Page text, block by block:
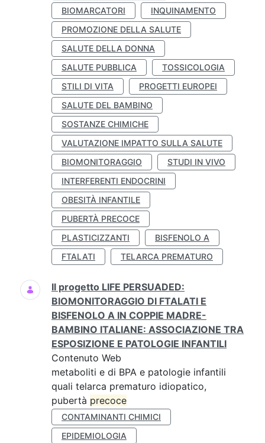
BIOMARCATORI
INQUINAMENTO
PROMOZIONE DELLA SALUTE
SALUTE DELLA DONNA
SALUTE PUBBLICA
TOSSICOLOGIA
STILI DI VITA
PROGETTI EUROPEI
SALUTE DEL BAMBINO
SOSTANZE CHIMICHE
VALUTAZIONE IMPATTO SULLA SALUTE
BIOMONITORAGGIO
STUDI IN VIVO
INTERFERENTI ENDOCRINI
OBESITÀ INFANTILE
PUBERTÀ PRECOCE
PLASTICIZZANTI
BISFENOLO A
FTALATI
TELARCA PREMATURO
Il progetto LIFE PERSUADED:
BIOMONITORAGGIO DI FTALATI E
BISFENOLO A IN COPPIE MADRE-
BAMBINO ITALIANE: ASSOCIAZIONE TRA
ESPOSIZIONE E PATOLOGIE INFANTILI
Contenuto Web
metaboliti e di BPA e patologie infantili
quali telarca prematuro idiopatico,
pubertà precoce
CONTAMINANTI CHIMICI
EPIDEMIOLOGIA